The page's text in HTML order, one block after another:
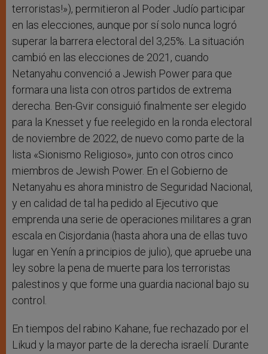
terroristas!»), permitieron al Poder Judío participar
en las elecciones, aunque por sí solo nunca logró
superar la barrera electoral del 3,25%. La situación
cambió en las elecciones de 2021, cuando
Netanyahu convenció a Jewish Power para que
formara una lista con otros partidos de extrema
derecha. Ben-Gvir consiguió finalmente ser elegido
para la Knesset y fue reelegido en la ronda electoral
de noviembre de 2022, de nuevo como parte de la
lista «Sionismo Religioso», junto con otros cinco
miembros de Jewish Power. En el Gobierno de
Netanyahu es ahora ministro de Seguridad Nacional,
y en calidad de tal ha pedido al Ejecutivo que
emprenda una serie de operaciones militares a gran
escala en Cisjordania (hasta ahora una de ellas tuvo
lugar en Yenín a principios de julio), que apruebe una
ley sobre la pena de muerte para los terroristas
palestinos y que forme una guardia nacional bajo su
control.
En tiempos del rabino Kahane, fue rechazado por el
Likud y la mayor parte de la derecha israelí. Durante